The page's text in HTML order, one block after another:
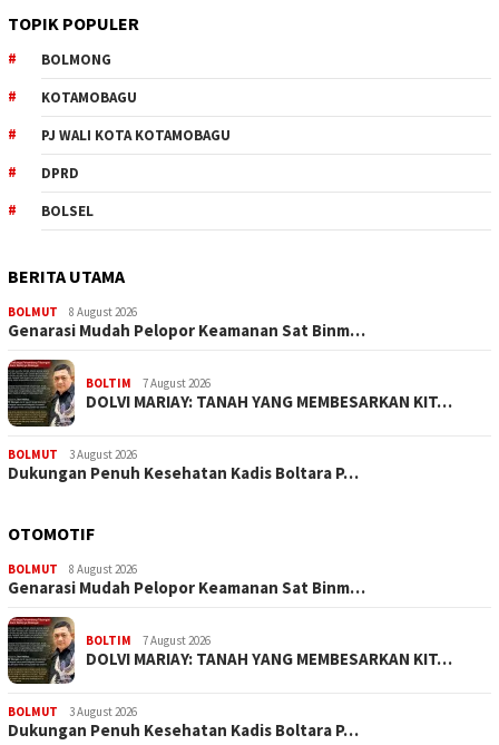
TOPIK POPULER
BOLMONG
KOTAMOBAGU
PJ WALI KOTA KOTAMOBAGU
DPRD
BOLSEL
BERITA UTAMA
BOLMUT 8 August 2026
Genarasi Mudah Pelopor Keamanan Sat Binm…
BOLTIM 7 August 2026
DOLVI MARIAY: TANAH YANG MEMBESARKAN KIT…
BOLMUT 3 August 2026
Dukungan Penuh Kesehatan Kadis Boltara P…
OTOMOTIF
BOLMUT 8 August 2026
Genarasi Mudah Pelopor Keamanan Sat Binm…
BOLTIM 7 August 2026
DOLVI MARIAY: TANAH YANG MEMBESARKAN KIT…
BOLMUT 3 August 2026
Dukungan Penuh Kesehatan Kadis Boltara P…